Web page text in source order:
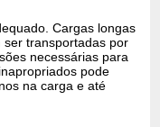
Cargas longas
transportadas por
necessárias para
pode
na carga e até